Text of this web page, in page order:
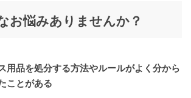
お悩みありませんか？
用品を処分する方法やルールがよく分から
ことがある